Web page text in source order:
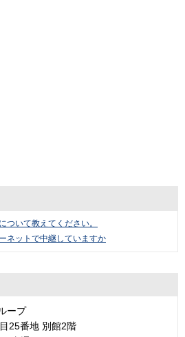
ついて教えてください。
ネットで中継していますか
ープ
25番地 別館2階